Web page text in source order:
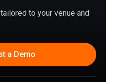
to your venue and
a Demo